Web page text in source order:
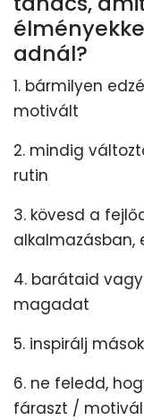
adnál?
1. bármilyen
motivált
2. mindig
rutin
3. kövesd a
alkalmazásban,
4. barátaid
magadat
5. inspirálj
6. ne feledd,
fáraszt / motivál